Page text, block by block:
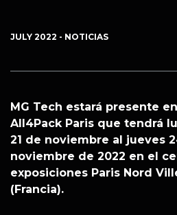
JULY 2022 - NOTICIAS
MG Tech estará presente
All4Pack Paris que tendrá
21 de noviembre al jueves
noviembre de 2022 en el
exposiciones Paris Nord
(Francia).